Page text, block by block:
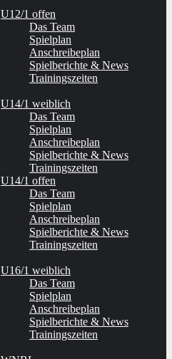
U12/1 offen
Das Team
Spielplan
Anschreibeplan
Spielberichte & News
Trainingszeiten
U14/1 weiblich
Das Team
Spielplan
Anschreibeplan
Spielberichte & News
Trainingszeiten
U14/1 offen
Das Team
Spielplan
Anschreibeplan
Spielberichte & News
Trainingszeiten
U16/1 weiblich
Das Team
Spielplan
Anschreibeplan
Spielberichte & News
Trainingszeiten